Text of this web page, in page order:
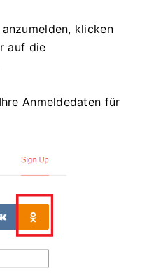
klicken
auf die
Anmeldedaten für